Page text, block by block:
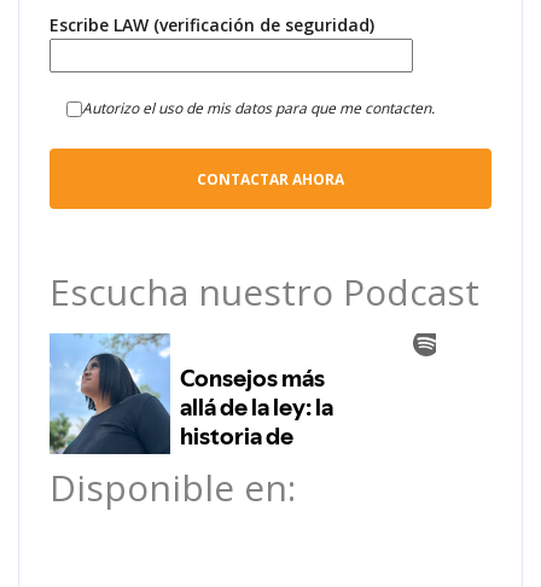
Escribe LAW (verificación de seguridad)
Autorizo el uso de mis datos para que me contacten.
Escucha nuestro Podcast
Disponible en: